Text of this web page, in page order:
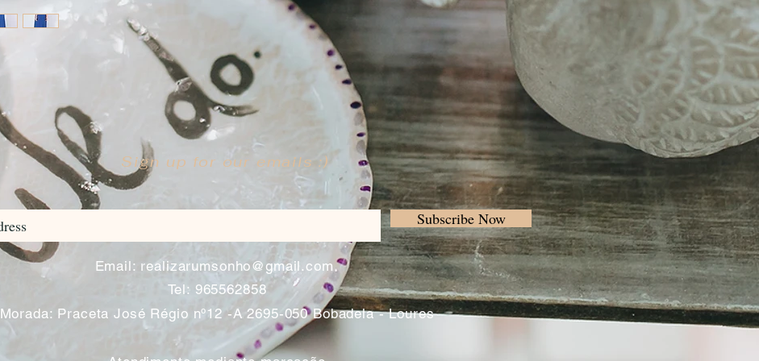
Sign up for our emails :)
Subscribe Now
Email: realizarumsonho@gmail.com
Tel: 965562858
Morada: Praceta José Régio nº12 -A 2695-050 Bobadela - Loures